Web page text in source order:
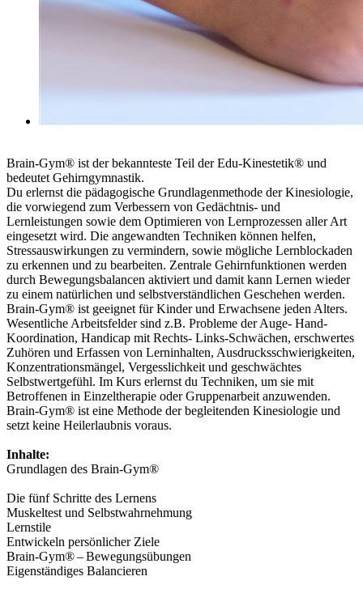
Brain-Gym® ist der bekannteste Teil der Edu-Kinestetik® und
bedeutet Gehirngymnastik.
Du erlernst die pädagogische Grundlagenmethode der Kinesiologie,
die vorwiegend zum Verbessern von Gedächtnis- und
Lernleistungen sowie dem Optimieren von Lernprozessen aller Art
eingesetzt wird. Die angewandten Techniken können helfen,
Stressauswirkungen zu vermindern, sowie mögliche Lernblockaden
zu erkennen und zu bearbeiten. Zentrale Gehirnfunktionen werden
durch Bewegungsbalancen aktiviert und damit kann Lernen wieder
zu einem natürlichen und selbstverständlichen Geschehen werden.
Brain-Gym® ist geeignet für Kinder und Erwachsene jeden Alters.
Wesentliche Arbeitsfelder sind z.B. Probleme der Auge- Hand-
Koordination, Handicap mit Rechts- Links-Schwächen, erschwertes
Zuhören und Erfassen von Lerninhalten, Ausdrucksschwierigkeiten,
Konzentrationsmängel, Vergesslichkeit und geschwächtes
Selbstwertgefühl. Im Kurs erlernst du Techniken, um sie mit
Betroffenen in Einzeltherapie oder Gruppenarbeit anzuwenden.
Brain-Gym® ist eine Methode der begleitenden Kinesiologie und
setzt keine Heilerlaubnis voraus.
Inhalte:
Grundlagen des Brain-Gym®
Die fünf Schritte des Lernens
Muskeltest und Selbstwahrnehmung
Lernstile
Entwickeln persönlicher Ziele
Brain-Gym® – Bewegungsübungen
Eigenständiges Balancieren